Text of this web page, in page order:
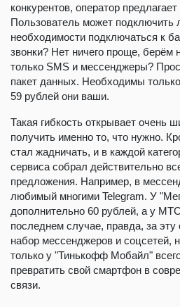
конкурентов, оператор
Пользователь может подключить
необходимости подключаться к
звонки? Нет ничего проще, берём
только SMS и мессенджеры?
пакет данных. Необходимы
59 рублей они ваши.
Такая гибкость открывает очень
получить именно то, что нужно.
стал жадничать, и в каждой
сервиса собрал действительно
предложения. Например, в
любимый многими Telegram. У
дополнительно 60 рублей, а у
последнем случае, правда, за
набор мессенджеров и соцсетей,
только у "Тинькофф Мобайл"
превратить свой смартфон в
связи.